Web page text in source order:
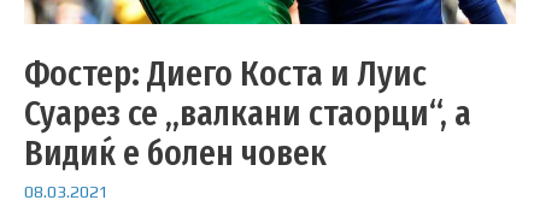
Фостер: Диего Коста и Луис
Суарез се „валкани стаорци“, а
Видиќ е болен човек
08.03.2021